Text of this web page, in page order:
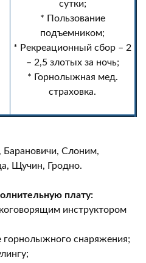
сутки;
* Пользование
подъемником;
* Рекреационный сбор – 2
– 2,5 злотых за ночь;
* Горнолыжная мед.
страховка.
Барановичи, Слоним,
Щучин, Гродно.
плату:
инструктором
горнолыжного снаряжения;